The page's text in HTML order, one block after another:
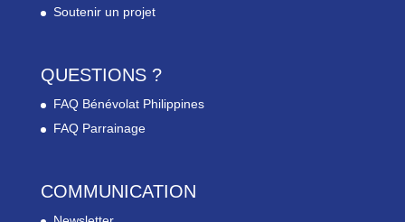
Soutenir un projet
QUESTIONS ?
FAQ Bénévolat Philippines
FAQ Parrainage
COMMUNICATION